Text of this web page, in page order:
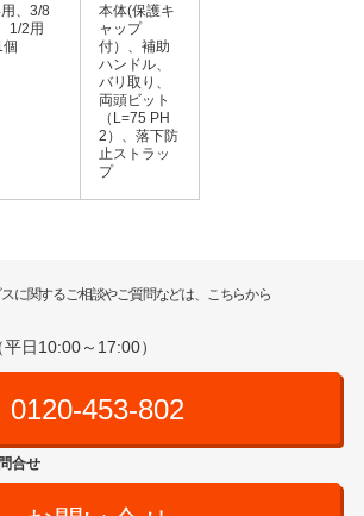
、3/8
1/2用
個
本体(保護キ
ャップ
付）、補助
ハンドル、
バリ取り、
両頭ビット
（L=75 PH
2）、落下防
止ストラッ
プ
に関するご相談やご質問などは、こちらから
日10:00～17:00）
0120-453-802
合せ